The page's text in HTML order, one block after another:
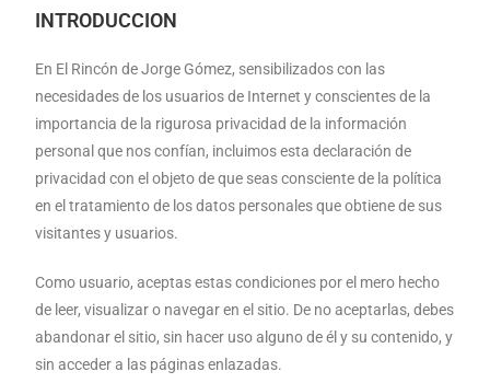
INTRODUCCION
En El Rincón de Jorge Gómez, sensibilizados con las
necesidades de los usuarios de Internet y conscientes de la
importancia de la rigurosa privacidad de la información
personal que nos confían, incluimos esta declaración de
privacidad con el objeto de que seas consciente de la política
en el tratamiento de los datos personales que obtiene de sus
visitantes y usuarios.
Como usuario, aceptas estas condiciones por el mero hecho
de leer, visualizar o navegar en el sitio. De no aceptarlas, debes
abandonar el sitio, sin hacer uso alguno de él y su contenido, y
sin acceder a las páginas enlazadas.